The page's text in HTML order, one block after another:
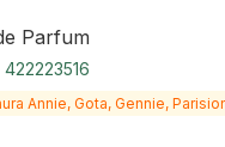
Parfum
422223516
Annie, Gota, Gennie,